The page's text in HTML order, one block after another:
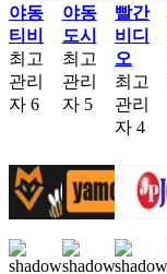
야동
티비
최고
관리
자 6
야동
도시
최고
관리
자 5
빨간
비디
오
최고
관리
자 4